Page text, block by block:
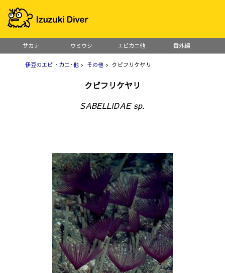
サカナ ウミウシ エビカニ他 番外編
伊豆のエビ・カニ･他> その他 > クビフリケヤリ
クビフリケヤリ
SABELLIDAE sp.